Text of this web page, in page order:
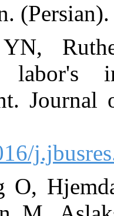
Iran.
Cho
O,